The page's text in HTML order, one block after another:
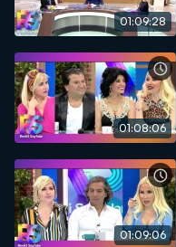
01:09:28
01:08:06
01:09:06